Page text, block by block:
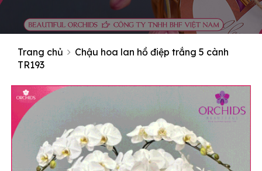
Trang chủ
Chậu hoa lan hồ điệp trắng 5 cành
TR193